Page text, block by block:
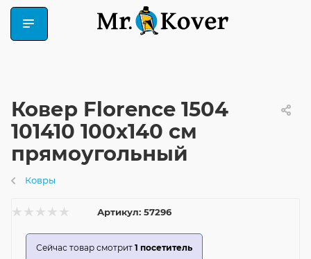
Ковер Florence 1504
101410 100x140 см
прямоугольный
Ковры
Артикул: 57296
Сейчас товар смотрит 1 посетитель